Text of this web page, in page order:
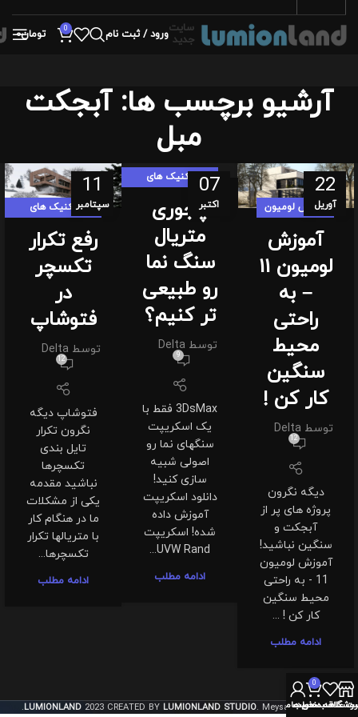
سایت
جدید ورود / ثبت نام 0 تومان0
آرشیو برچسب ها: آبجکت
مبل
22
آوریلآموزش لومیون
آموزش
لومیون 11
– به
راحتی
محیط
سنگین
کار کن !
توسط Delta
12
دیگه نگرون
پروژه های پر از
آبجکت و
سنگین نباشید!
آموزش لومیون
11 - به راحتی
محیط سنگین
کار کن ! ...
ادامه مطلب
07
اکتبر
تکنیک های
چجوری
متریال
سنگ نما
رو طبیعی
تر کنیم؟
توسط Delta
9
3DsMax فقط با
یک اسکریپت
سنگهای نما رو
اصولی شبیه
سازی کنید!
دانلود اسکریپت
آموزش داده
شده! اسکریپت
UVW Rand...
ادامه مطلب
11
سپتامبرتکنیک های
رفع تکرار
تکسچر
در
فتوشاپ
توسط Delta
12
فتوشاپ دیگه
نگرون تکرار
تایل بندی
تکسچرها
نباشید مقدمه
یکی از مشکلات
ما در هنگام کار
با متریالها تکرار
تکسچرها...
ادامه مطلب
LUMIONLAND 2023 CREATED BY LUMIONLAND STUDIO. Meysam Khosravi.
علاقه مندی ها
0
سبد خرید
حساب من